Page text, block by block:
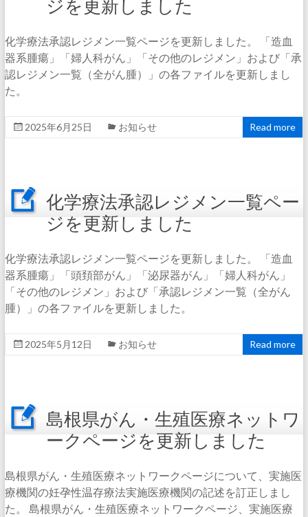
ジを更新しました
化学療法承認レジメン一覧ページを更新しました。 「造血
器系腫瘍」「婦人科がん」「その他のレジメン」および「承
認レジメン一覧（全がん腫）」の各ファイルを更新しまし
た。
2025年6月25日 お知らせ Read more
化学療法承認レジメン一覧ペー
ジを更新しました
化学療法承認レジメン一覧ページを更新しました。 「造血
器系腫瘍」「頭頚部がん」「泌尿器がん」「婦人科がん」
「その他のレジメン」および「承認レジメン一覧（全がん
腫）」の各ファイルを更新しました。
2025年5月12日 お知らせ Read more
島根県がん・生殖医療ネットワ
ークページを更新しました
島根県がん・生殖医療ネットワークページについて、実施医
療機関の妊孕性温存療法実施医療機関の記述を訂正しまし
た。 島根県がん・生殖医療ネットワークページ、実施医療